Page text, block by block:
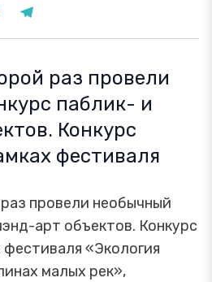
раз провели
паблик- и
Конкурс
фестиваля
провели необычный
арт объектов. Конкурс
фестиваля «Экология
малых рек»,